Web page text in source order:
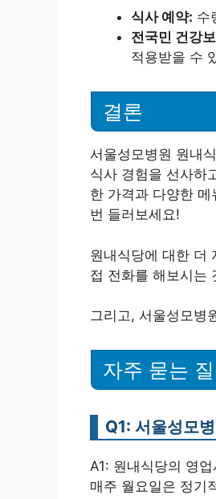
식사 예약: 수
전국민 건강
적용받을 수
결론
서울성모병원 원내
식사 경험을 선사하
한 가격과 다양한
번 들러보세요!
원내식당에 대한 더
접 전화를 해보시는
그리고, 서울성모병
자주 묻는
Q1: 서울성모
A1: 원내식당의 영
매주 월요일은 정기